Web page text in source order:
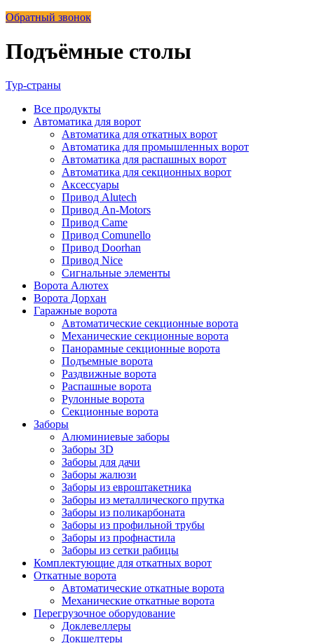
Обратный звонок
Подъёмные столы
Тур-страны
Все продукты
Автоматика для ворот
Автоматика для откатных ворот
Автоматика для промышленных ворот
Автоматика для распашных ворот
Автоматика для секционных ворот
Аксессуары
Привод Alutech
Привод An-Motors
Привод Came
Привод Comunello
Привод Doorhan
Привод Nice
Сигнальные элементы
Ворота Алютех
Ворота Дорхан
Гаражные ворота
Автоматические секционные ворота
Механические секционные ворота
Панорамные секционные ворота
Подъемные ворота
Раздвижные ворота
Распашные ворота
Рулонные ворота
Секционные ворота
Заборы
Алюминиевые заборы
Заборы 3D
Заборы для дачи
Заборы жалюзи
Заборы из евроштакетника
Заборы из металлического прутка
Заборы из поликарбоната
Заборы из профильной трубы
Заборы из профнастила
Заборы из сетки рабицы
Комплектующие для откатных ворот
Откатные ворота
Автоматические откатные ворота
Механические откатные ворота
Перегрузочное оборудование
Доклевеллеры
Докшелтеры